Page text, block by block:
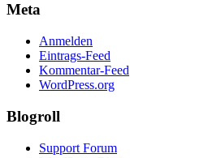
Meta
Anmelden
Eintrags-Feed
Kommentar-Feed
WordPress.org
Blogroll
Support Forum